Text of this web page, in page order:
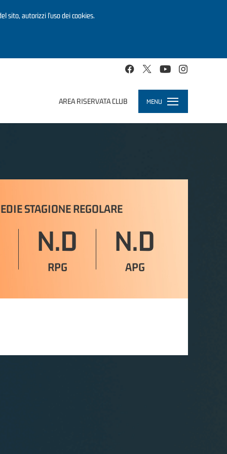
sito, autorizzi l’uso dei cookies.
AREA RISERVATA CLUB MENU
Toggle
navigation
STAGIONE REGOLARE
N.D
RPG
N.D
APG